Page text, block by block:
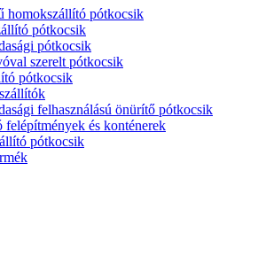
homokszállító pótkocsik
pótkocsik
pótkocsik
szerelt pótkocsik
pótkocsik
felhasználású önürítő pótkocsik
felépítmények és konténerek
pótkocsik